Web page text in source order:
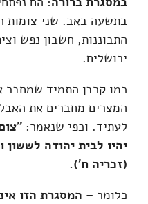
בתשעה באב. שני צומות
התבוננות, חשבון נפש
ירושלים.
כמו קרבן התמיד שמחבר
המצרים מחברים את
לעתיד. וכפי שנאמר: "
יהיו לבית יהודה
(זכריה ח').
כלומר – המסגרת הזו